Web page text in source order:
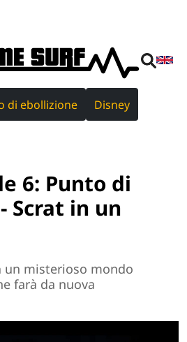
di ebollizione Disney
6: Punto di
Scrat in un
misterioso mondo
farà da nuova